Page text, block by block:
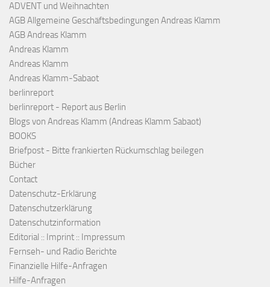
ADVENT und Weihnachten
AGB Allgemeine Geschäftsbedingungen Andreas Klamm
AGB Andreas Klamm
Andreas Klamm
Andreas Klamm
Andreas Klamm-Sabaot
berlinreport
berlinreport - Report aus Berlin
Blogs von Andreas Klamm (Andreas Klamm Sabaot)
BOOKS
Briefpost - Bitte frankierten Rückumschlag beilegen
Bücher
Contact
Datenschutz-Erklärung
Datenschutzerklärung
Datenschutzinformation
Editorial :: Imprint :: Impressum
Fernseh- und Radio Berichte
Finanzielle Hilfe-Anfragen
Hilfe-Anfragen